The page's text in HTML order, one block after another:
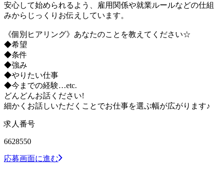
安心して始められるよう、雇用関係や就業ルールなどの仕組
みからじっくりお伝えしています。
《個別ヒアリング》あなたのことを教えてください☆
◆希望
◆条件
◆強み
◆やりたい仕事
◆今までの経験…etc.
どんどんお話ください!
細かくお話しいただくことでお仕事を選ぶ幅が広がります♪
求人番号
6628550
応募画面に進む